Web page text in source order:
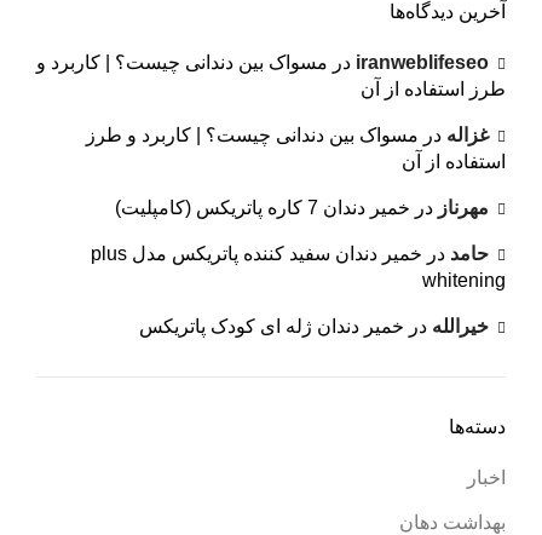
آخرین دیدگاه‌ها
iranweblifeseo در مسواک بین دندانی چیست؟ | کاربرد و
طرز استفاده از آن
غزاله در مسواک بین دندانی چیست؟ | کاربرد و طرز
استفاده از آن
مهرناز در خمیر دندان 7 کاره پاتریکس (کامپلیت)
حامد در
خمیر دندان سفید کننده پاتریکس مدل plus
whitening
خیرالله در خمیر دندان ژله ای کودک پاتریکس
دسته‌ها
اخبار
بهداشت دهان